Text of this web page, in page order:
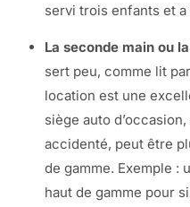
servi trois enfants et
La seconde main ou
sert peu, comme lit
location est une
siège auto
accidenté, peut être
de gamme. Exemple :
haut de gamme pour